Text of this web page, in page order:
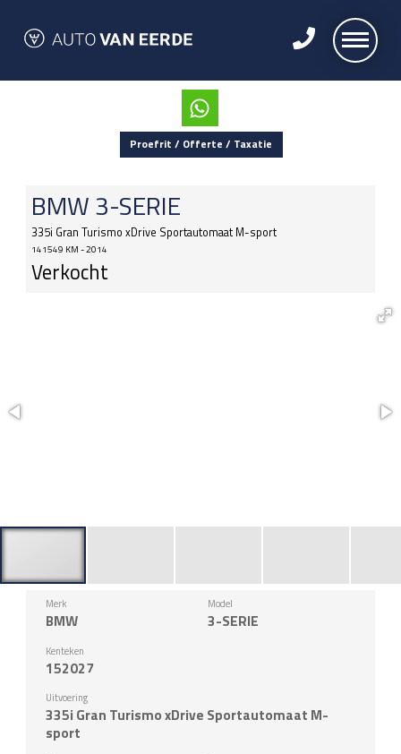
Proefrit / Offerte / Taxatie
BMW3-SERIE
335i Gran Turismo xDrive Sportautomaat M-sport
141549 KM - 2014
Verkocht
Merk
BMW
Model
3-SERIE
Kenteken
152027
Uitvoering
335i Gran Turismo xDrive Sportautomaat M-
sport